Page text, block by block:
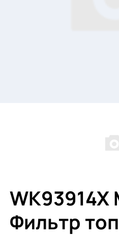
WK93914X
Фильтр